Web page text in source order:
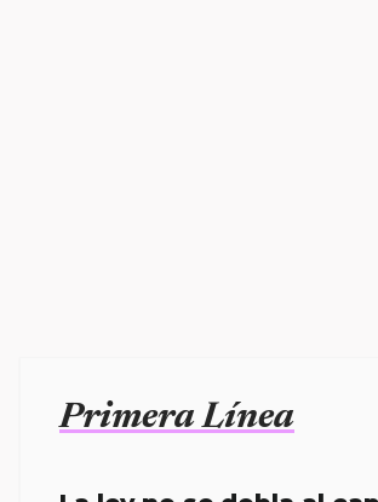
Primera Línea